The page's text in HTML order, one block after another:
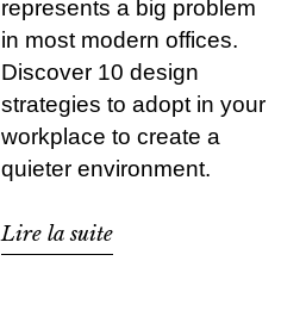
represents a big problem
in most modern offices.
Discover 10 design
strategies to adopt in your
workplace to create a
quieter environment.
Lire la suite